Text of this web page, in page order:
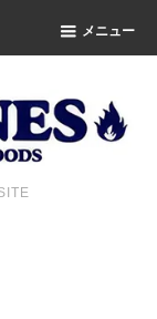
メニュー